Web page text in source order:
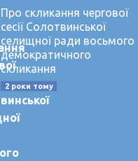
Про скликання чергової
сесії Солотвинської
селищної ради восьмого
демократичного
скликання
2 роки тому